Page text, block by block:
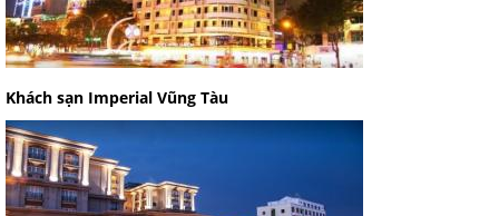
Khách sạn Imperial Vũng Tàu